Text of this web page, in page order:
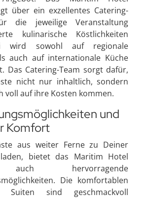
über ein exzellentes Catering-
die jeweilige Veranstaltung
kulinarische Köstlichkeiten
wird sowohl auf regionale
auch auf internationale Küche
Das Catering-Team sorgt dafür,
nicht nur inhaltlich, sondern
voll auf ihre Kosten kommen.
und
Komfort
aus weiter Ferne zu Deiner
bietet das Maritim Hotel
hervorragende
Die komfortablen
sind geschmackvoll